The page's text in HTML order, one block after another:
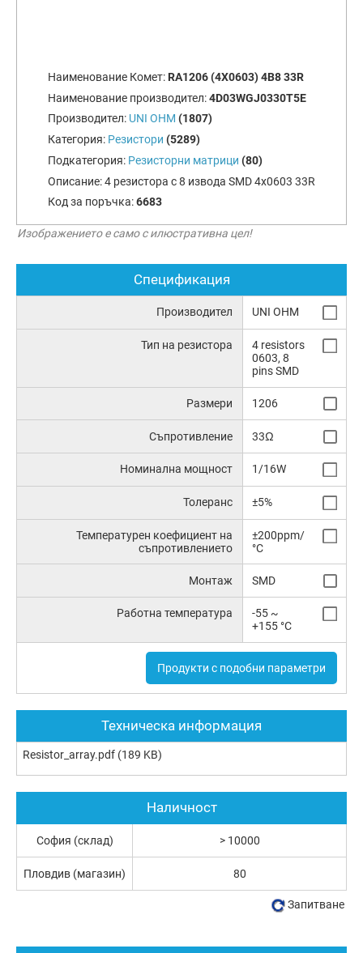
Наименование Комет: RA1206 (4X0603) 4B8 33R
Наименование производител:4D03WGJ0330T5E
Производител: UNI OHM (1807)
Категория: Резистори (5289)
Подкатегория: Резисторни матрици (80)
Описание:4 резистора с 8 извода SMD 4x0603 33R
Код за поръчка:6683
Изображението е само с илюстративна цел!
Спецификация
Производител UNI OHM
Тип на резистора
4 resistors
0603, 8
pins SMD
Размери 1206
Съпротивление 33Ω
Номинална мощност 1/16W
Толеранс ±5%
Температурен коефициент на
съпротивлението
±200ppm/
°C
Монтаж SMD
Работна температура
-55 ~
+155 °C
Продукти с подобни параметри
Техническа информация
Resistor_array.pdf (189 KB)
Наличност
София (склад) > 10000
Пловдив (магазин) 80
Запитване